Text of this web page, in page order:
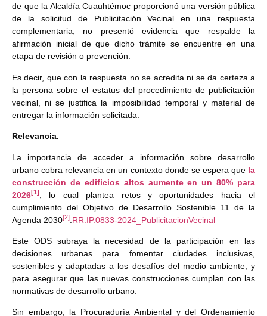
de que la Alcaldía Cuauhtémoc proporcionó una versión pública
de la solicitud de Publicitación Vecinal en una respuesta
complementaria, no presentó evidencia que respalde la
afirmación inicial de que dicho trámite se encuentre en una
etapa de revisión o prevención.
Es decir, que con la respuesta no se acredita ni se da certeza a
la persona sobre el estatus del procedimiento de publicitación
vecinal, ni se justifica la imposibilidad temporal y material de
entregar la información solicitada.
Relevancia.
La importancia de acceder a información sobre desarrollo
urbano cobra relevancia en un contexto donde se espera que la
construcción de edificios altos aumente en un 80% para
2026[1]
, lo cual plantea retos y oportunidades hacia el
cumplimiento del Objetivo de Desarrollo Sostenible 11 de la
Agenda 2030[2] RR.IP.0833-2024_PublicitacionVecinal
Este ODS subraya la necesidad de la participación en las
decisiones urbanas para fomentar ciudades inclusivas,
sostenibles y adaptadas a los desafíos del medio ambiente, y
para asegurar que las nuevas construcciones cumplan con las
normativas de desarrollo urbano.
Sin embargo, la Procuraduría Ambiental y del Ordenamiento